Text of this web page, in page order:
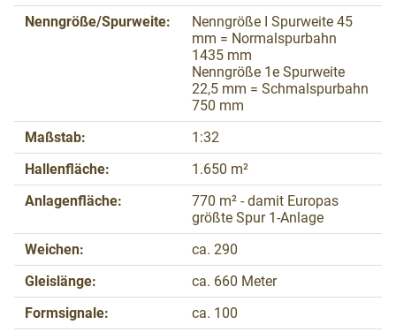
Nenngröße/Spurweite:
Nenngröße I Spurweite 45
mm = Normalspurbahn
1435 mm
Nenngröße 1e Spurweite
22,5 mm = Schmalspurbahn
750 mm
Maßstab:
1:32
Hallenfläche:
1.650 m²
Anlagenfläche:
770 m² - damit Europas
größte Spur 1-Anlage
Weichen:
ca. 290
Gleislänge:
ca. 660 Meter
Formsignale:
ca. 100